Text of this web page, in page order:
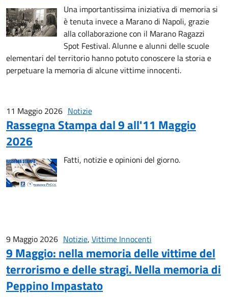
Una importantissima iniziativa di memoria si
è tenuta invece a Marano di Napoli, grazie
alla collaborazione con il Marano Ragazzi
Spot Festival. Alunne e alunni delle scuole
elementari del territorio hanno potuto conoscere la storia e
perpetuare la memoria di alcune vittime innocenti.
11 Maggio 2026 Notizie
Rassegna Stampa dal 9 all'11 Maggio
2026
Fatti, notizie e opinioni del giorno.
9 Maggio 2026 Notizie, Vittime Innocenti
9 Maggio: nella memoria delle vittime del
terrorismo e delle stragi. Nella memoria di
Peppino Impastato